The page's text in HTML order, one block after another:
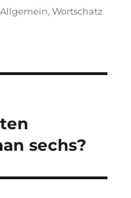
Kategorien
Allgemein,Wortschatz
sechs?